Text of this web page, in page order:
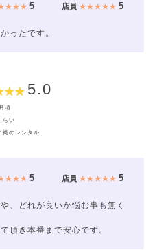
5 店員 ★★★★★5
ったです。
5.0
頃
らい
袴のレンタル
5 店員 ★★★★★5
、どれが良いか悩む事も無く
頂き本番まで安心です。